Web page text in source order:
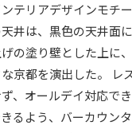
テリアデザインモチ
井は、黒色の天井面に
の塗り壁とした上に
京都を演出した。 レ
、オールデイ対応で
るよう、バーカウン